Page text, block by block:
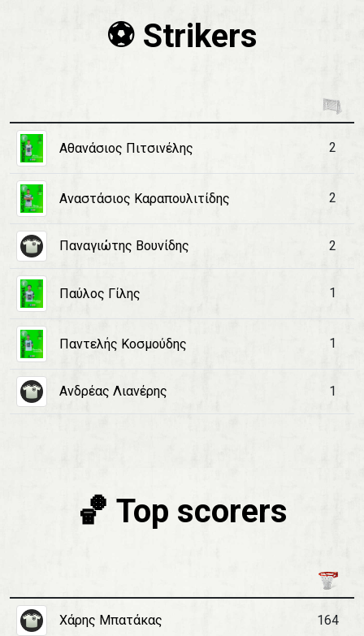
⚽️ Strikers
Αθανάσιος Πιτσινέλης 2
Αναστάσιος Καραπουλιτίδης 2
Παναγιώτης Βουνίδης 2
Παύλος Γίλης 1
Παντελής Κοσμούδης 1
Ανδρέας Λιανέρης 1
🏀 Top scorers
Χάρης Μπατάκας 164